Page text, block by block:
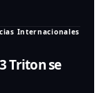
Internacionales
Triton se